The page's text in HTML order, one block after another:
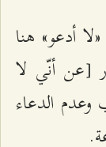
أدعو» هنا
[عن أنّي لا
الدعاء